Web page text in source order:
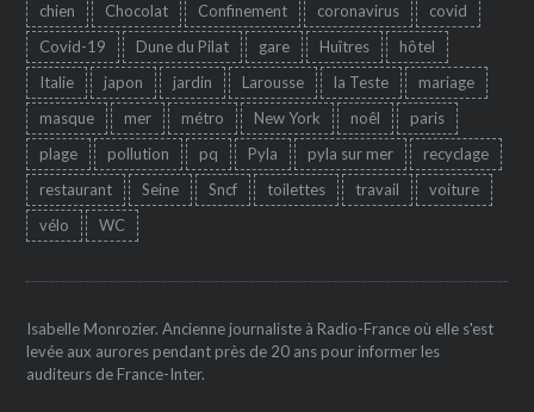
chien
Chocolat Confinement coronavirus
covid
Covid-19
Dune du Pilat gare Huîtres
hôtel
Italie
japon jardin Larousse la Teste
mariage
masque
mer métro New York noêl
paris
plage
pollution pq Pyla pyla sur mer
recyclage
restaurant
Seine Sncf toilettes travail
voiture
vélo
WC
Isabelle Monrozier. Ancienne journaliste à Radio-France où elle s'est
levée aux aurores pendant près de 20 ans pour informer les
auditeurs de France-Inter.